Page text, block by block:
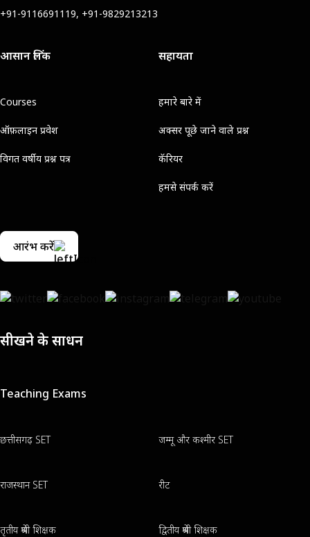
+91-9116691119, +91-9829213213
आसान लिंक
Courses
ऑफ़लाइन प्रवेश
विगत वर्षीय प्रश्न पत्र
सहायता
हमारे बारे में
अक्सर पूछे जाने वाले प्रश्न
कॅरियर
हमसे संपर्क करें
आरंभ करें
सीखने के साधन
Teaching Exams
छत्तीसगढ़ SET जम्मू और कश्मीर SET
राजस्थान SET रीट
तृतीय श्रेणी शिक्षक द्वितीय श्रेणी शिक्षक